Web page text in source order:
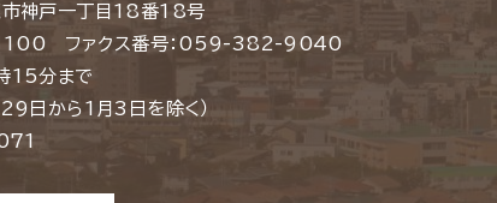
神戸一丁目18番18号
ファクス番号：059-382-9040
15分まで
29日から1月3日を除く）